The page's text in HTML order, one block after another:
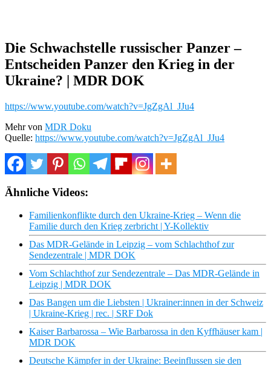
Die Schwachstelle russischer Panzer –
Entscheiden Panzer den Krieg in der
Ukraine? | MDR DOK
https://www.youtube.com/watch?v=JgZgAl_JJu4
Mehr von MDR Doku
Quelle: https://www.youtube.com/watch?v=JgZgAl_JJu4
Ähnliche Videos:
Familienkonflikte durch den Ukraine-Krieg – Wenn die
Familie durch den Krieg zerbricht | Y-Kollektiv
Das MDR-Gelände in Leipzig – vom Schlachthof zur
Sendezentrale | MDR DOK
Vom Schlachthof zur Sendezentrale – Das MDR-Gelände in
Leipzig | MDR DOK
Das Bangen um die Liebsten | Ukrainer:innen in der Schweiz
| Ukraine-Krieg | rec. | SRF Dok
Kaiser Barbarossa – Wie Barbarossa in den Kyffhäuser kam |
MDR DOK
Deutsche Kämpfer in der Ukraine: Beeinflussen sie den